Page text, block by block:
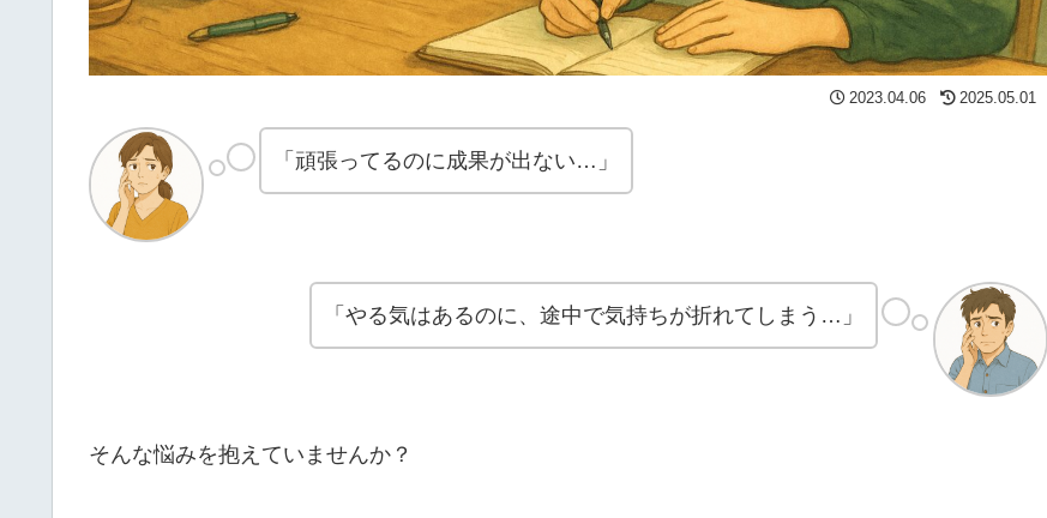
2023.04.06 2025.05.01
「頑張ってるのに成果が出ない…」
「やる気はあるのに、途中で気持ちが折れてしまう…」
そんな悩みを抱えていませんか？